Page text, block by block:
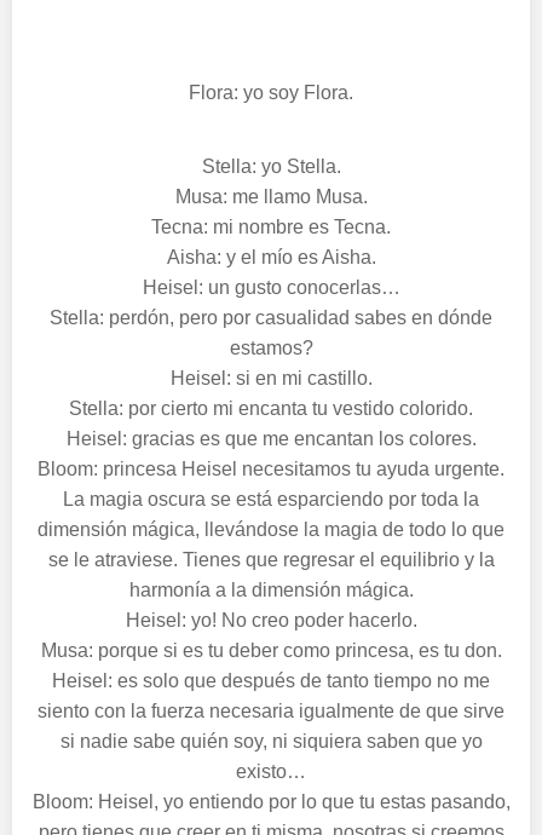
Flora: yo soy Flora.
Stella: yo Stella.
Musa: me llamo Musa.
Tecna: mi nombre es Tecna.
Aisha: y el mío es Aisha.
Heisel: un gusto conocerlas…
Stella: perdón, pero por casualidad sabes en dónde
estamos?
Heisel: si en mi castillo.
Stella: por cierto mi encanta tu vestido colorido.
Heisel: gracias es que me encantan los colores.
Bloom: princesa Heisel necesitamos tu ayuda urgente.
La magia oscura se está esparciendo por toda la
dimensión mágica, llevándose la magia de todo lo que
se le atraviese. Tienes que regresar el equilibrio y la
harmonía a la dimensión mágica.
Heisel: yo! No creo poder hacerlo.
Musa: porque si es tu deber como princesa, es tu don.
Heisel: es solo que después de tanto tiempo no me
siento con la fuerza necesaria igualmente de que sirve
si nadie sabe quién soy, ni siquiera saben que yo
existo…
Bloom: Heisel, yo entiendo por lo que tu estas pasando,